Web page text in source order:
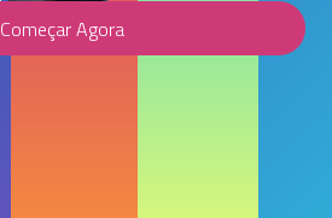
Começar Agora